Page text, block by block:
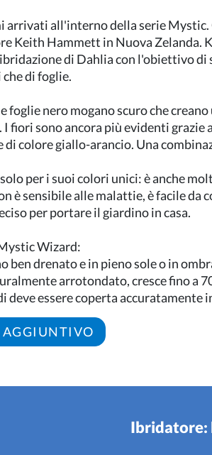
arrivati ​​all'interno della serie
Keith Hammett in Nuova Zelanda.
di Dahlia con l'obiettivo di
di foglie.
foglie nero mogano scuro che
sono ancora più evidenti grazie
colore giallo-arancio. Una
per i suoi colori unici: è anche
sensibile alle malattie, è facile da
per portare il giardino in casa.
Wizard:
ben drenato e in pieno sole o in
arrotondato, cresce fino a
essere coperta accuratamente
AGGIUNTIVO
Ibridatore: